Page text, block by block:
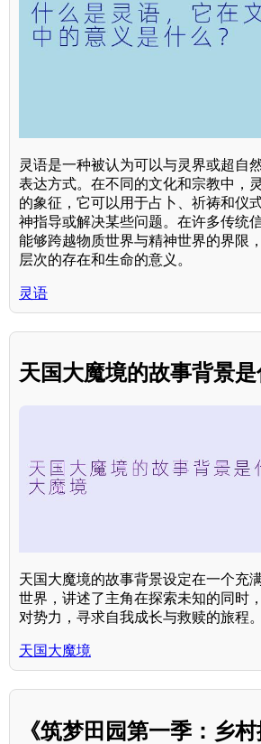
灵语是一种被认为可以与灵界或超自
表达方式。在不同的文化和宗教中，
的象征，它可以用于占卜、祈祷和仪
神指导或解决某些问题。在许多传统
能够跨越物质世界与精神世界的界限
层次的存在和生命的意义。
灵语
天国大魔境的故事背景是
天国大魔境的故事背景设定在一个充
世界，讲述了主角在探索未知的同时
对势力，寻求自我成长与救赎的旅程。
天国大魔境
《筑梦田园第一季：乡